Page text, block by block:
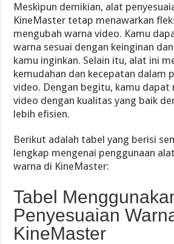
Meskipun demikian, alat
KineMaster tetap menawarkan
mengubah warna video. Kamu
warna sesuai dengan keinginan
kamu inginkan. Selain itu, alat ini
kemudahan dan kecepatan dalam
video. Dengan begitu, kamu dapat
video dengan kualitas yang baik
lebih efisien.
Berikut adalah tabel yang berisi
lengkap mengenai penggunaan
warna di KineMaster:
Tabel
Penyesuaian
KineMaster